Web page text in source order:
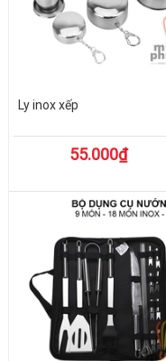
Ly inox xếp
55.000₫